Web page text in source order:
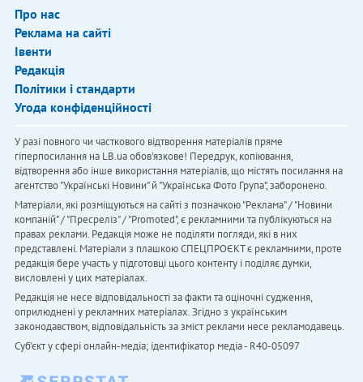
Про нас
Реклама на сайті
Івенти
Редакція
Політики і стандарти
Угода конфіденційності
У разі повного чи часткового відтворення матеріалів пряме
гіперпосилання на LB.ua обов'язкове! Передрук, копіювання,
відтворення або інше використання матеріалів, що містять посилання на
агентство "Українськi Новини" й "Українська Фото Група", заборонено.
Матеріали, які розміщуються на сайті з позначкою "Реклама" / "Новини
компаній" / "Пресреліз" / "Promoted", є рекламними та публікуються на
правах реклами. Редакція може не поділяти погляди, які в них
представлені. Матеріали з плашкою СПЕЦПРОЄКТ є рекламними, проте
редакція бере участь у підготовці цього контенту і поділяє думки,
висловлені у цих матеріалах.
Редакція не несе відповідальності за факти та оціночні судження,
оприлюднені у рекламних матеріалах. Згідно з українським
законодавством, відповідальність за зміст реклами несе рекламодавець.
Cуб'єкт у сфері онлайн-медіа; ідентифікатор медіа - R40-05097